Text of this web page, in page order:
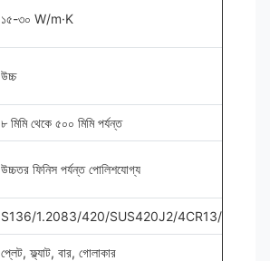
১৫-৩০ W/m·K
উচ্চ
৮ মিমি থেকে ৫০০ মিমি পর্যন্ত
উচ্চতর ফিনিস পর্যন্ত পোলিশযোগ্য
S136/1.2083/420/SUS420J2/4CR13/40CR14
প্লেট, ফ্ল্যাট, বার, গোলাকার